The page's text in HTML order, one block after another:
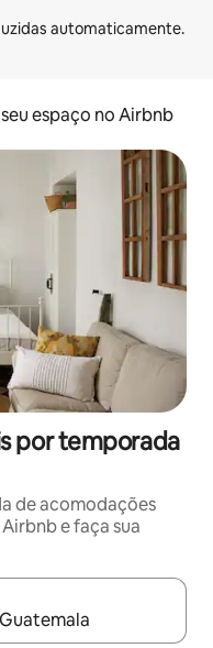
espaço no Airbnb
por temporada
de acomodações
e faça sua
explore-os